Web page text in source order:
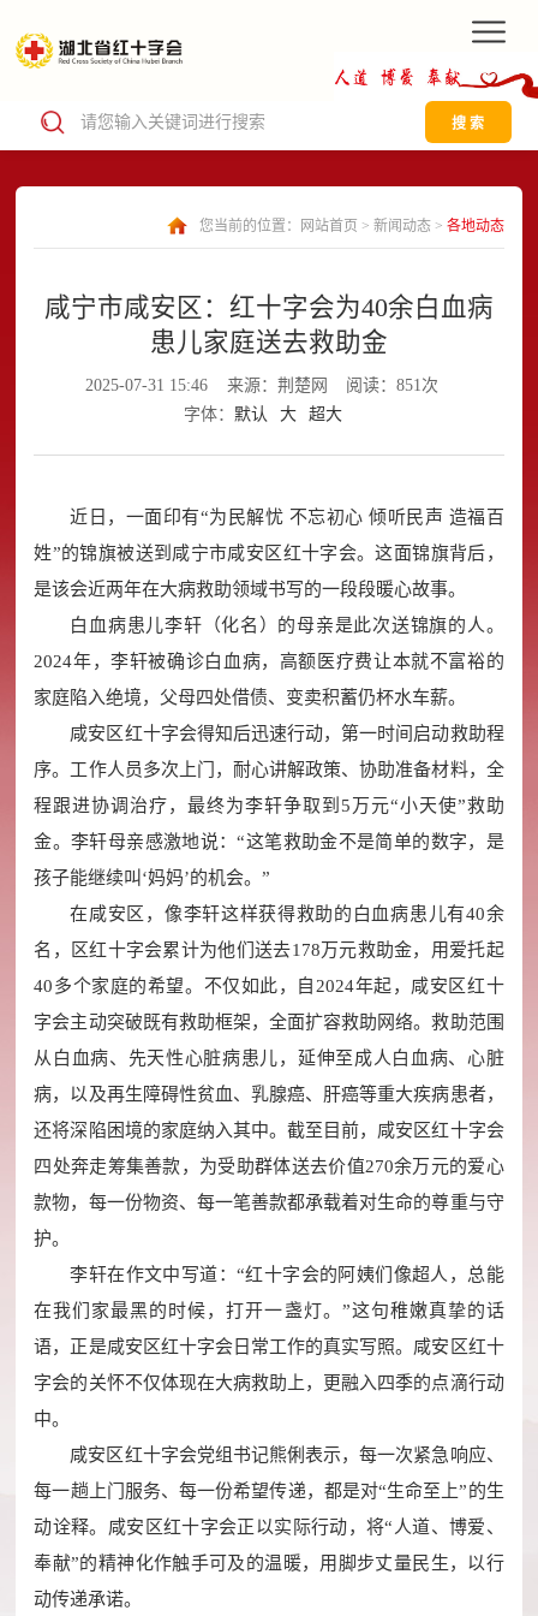
搜 索
您当前的位置： 网站首页 > 新闻动态> 各地动态
咸宁市咸安区：红十字会为40余白血病
患儿家庭送去救助金
2025-07-31 15:46 来源：荆楚网
阅读：851次
字体： 默认 大 超大
近日，一面印有“为民解忧 不忘初心 倾听民声 造福百
姓”的锦旗被送到咸宁市咸安区红十字会。这面锦旗背后，
是该会近两年在大病救助领域书写的一段段暖心故事。
白血病患儿李轩（化名）的母亲是此次送锦旗的人。
2024年，李轩被确诊白血病，高额医疗费让本就不富裕的
家庭陷入绝境，父母四处借债、变卖积蓄仍杯水车薪。
咸安区红十字会得知后迅速行动，第一时间启动救助程
序。工作人员多次上门，耐心讲解政策、协助准备材料，全
程跟进协调治疗，最终为李轩争取到5万元“小天使”救助
金。李轩母亲感激地说：“这笔救助金不是简单的数字，是
孩子能继续叫‘妈妈’的机会。”
在咸安区，像李轩这样获得救助的白血病患儿有40余
名，区红十字会累计为他们送去178万元救助金，用爱托起
40多个家庭的希望。不仅如此，自2024年起，咸安区红十
字会主动突破既有救助框架，全面扩容救助网络。救助范围
从白血病、先天性心脏病患儿，延伸至成人白血病、心脏
病，以及再生障碍性贫血、乳腺癌、肝癌等重大疾病患者，
还将深陷困境的家庭纳入其中。截至目前，咸安区红十字会
四处奔走筹集善款，为受助群体送去价值270余万元的爱心
款物，每一份物资、每一笔善款都承载着对生命的尊重与守
护。
李轩在作文中写道：“红十字会的阿姨们像超人，总能
在我们家最黑的时候，打开一盏灯。”这句稚嫩真挚的话
语，正是咸安区红十字会日常工作的真实写照。咸安区红十
字会的关怀不仅体现在大病救助上，更融入四季的点滴行动
中。
咸安区红十字会党组书记熊俐表示，每一次紧急响应、
每一趟上门服务、每一份希望传递，都是对“生命至上”的生
动诠释。咸安区红十字会正以实际行动，将“人道、博爱、
奉献”的精神化作触手可及的温暖，用脚步丈量民生，以行
动传递承诺。